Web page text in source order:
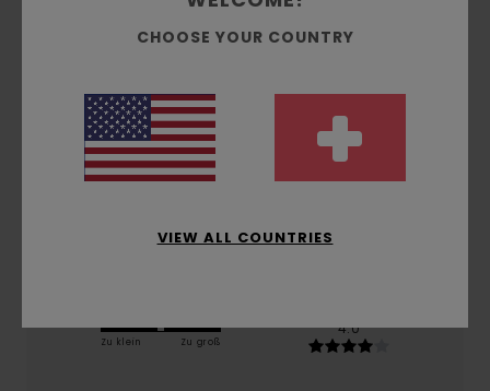
basierend auf 1 verifizierten Bewertungen
Februar 2026
Komfort
5.0
Zu klein Zu groß
4.0
CHOOSE YOUR COUNTRY
VIEW ALL COUNTRIES